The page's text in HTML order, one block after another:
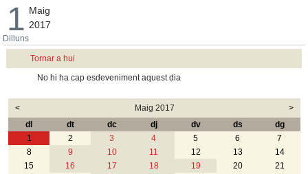
1
Dilluns
Maig
2017
Tornar a hui
No hi ha cap esdeveniment aquest dia
< Maig 2017
>
dl
dt dc dj dv ds
dg
1
2 3 4 5 6
7
8
9 10 11 12 13
14
15
16 17 18 19 20
21